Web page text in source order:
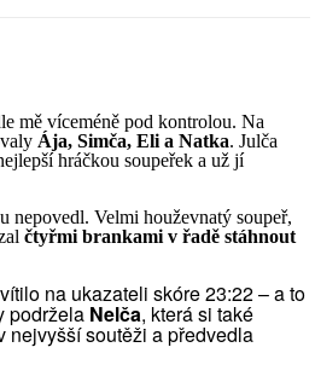
mě víceméně pod kontrolou. Na
Ája, Simča, Eli a Natka. Julča
hráčkou soupeřek a už jí
nepovedl. Velmi houževnatý soupeř,
čtyřmi brankami v řadě stáhnout
na ukazateli skóre 23:22 – a to
podržela Nelča, která si také
nejvyšší soutěži a předvedla